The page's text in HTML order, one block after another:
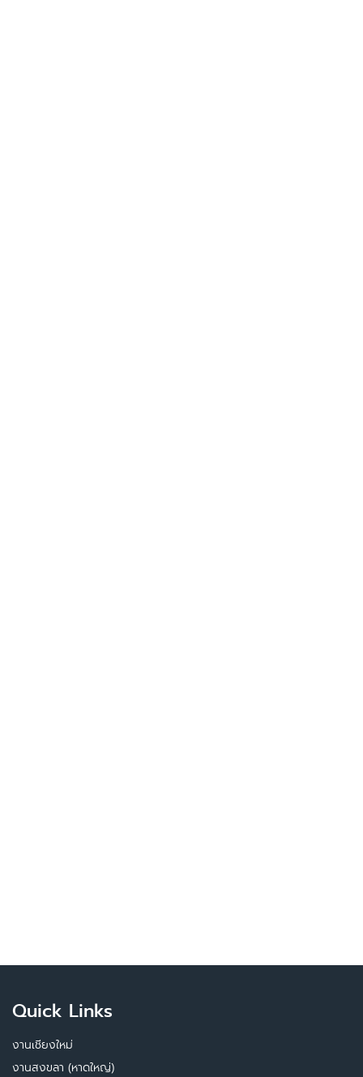
Quick Links
งานเชียงใหม่
งานสงขลา (หาดใหญ่)